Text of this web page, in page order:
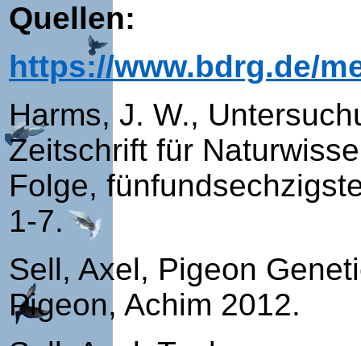
Quellen:
https://www.bdrg.de/
Harms, J. W.,
Zeitschrift für
Folge,
1-7.
Sell, Axel, Pigeon
Pigeon, Achim 2012.